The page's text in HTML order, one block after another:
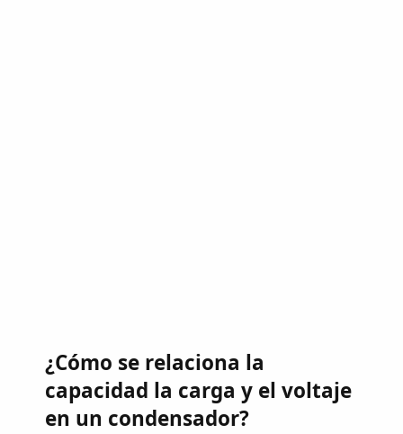
¿Cómo se relaciona la
capacidad la carga y el voltaje
en un condensador?